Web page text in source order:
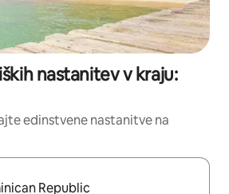
nastanitev v kraju:
edinstvene nastanitve na
krmarite s puščičnima tipkama gor in